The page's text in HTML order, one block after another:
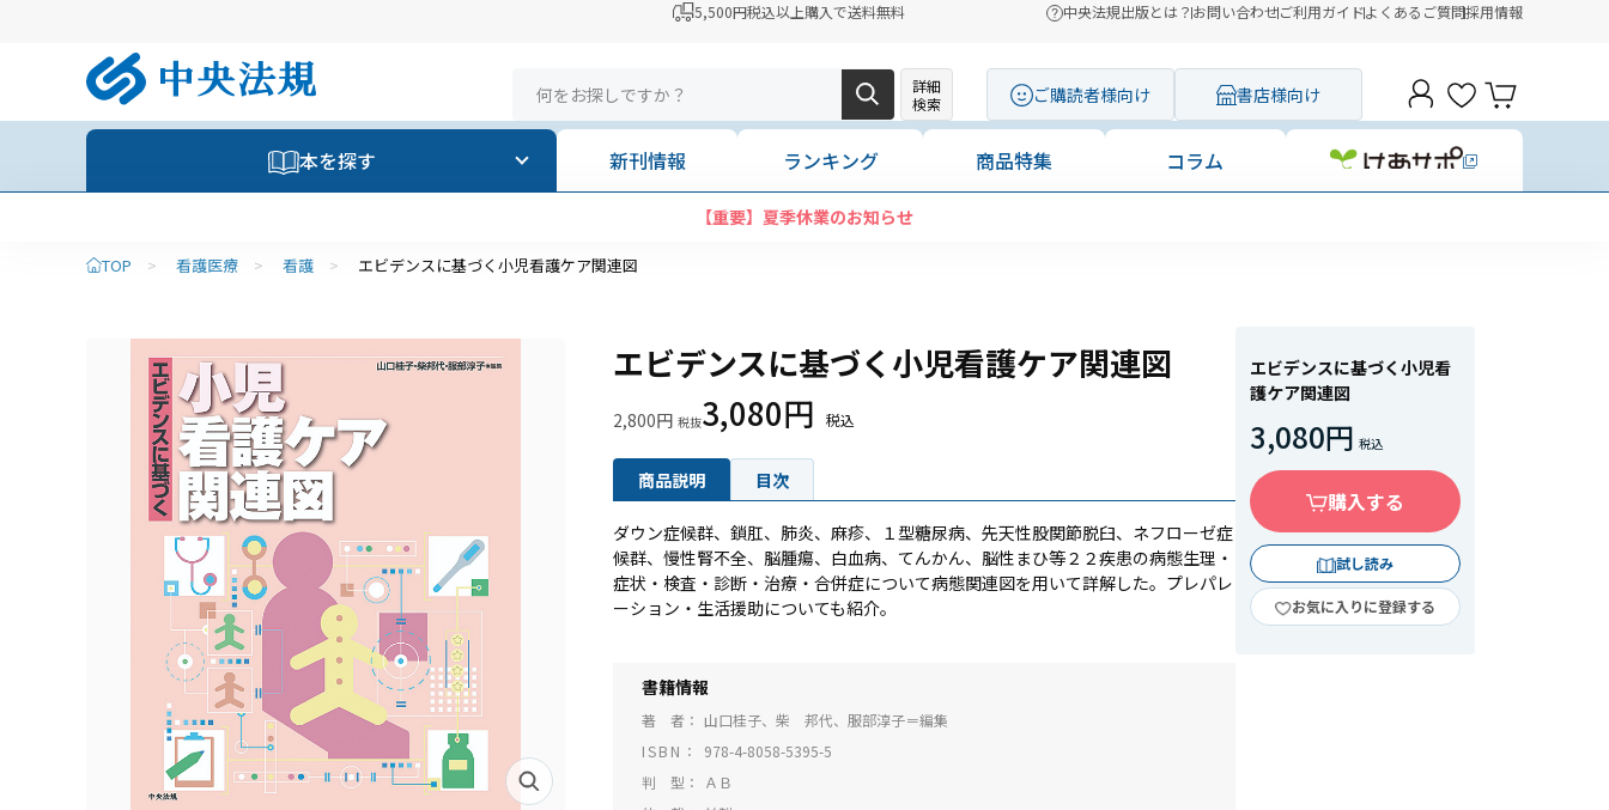
5,500円税込以上購入で送料無料 中央法規出版とは？お問い合わせご利用ガイドよくあるご質問採用情報
詳細
検索
ご購読者様向け 書店様向け
本を探す 新刊情報 ランキング 商品特集 コラム
TOP > 看護医療 > 看護 > エビデンスに基づく小児看護ケア関連図
エビデンスに基づく小児看護ケア関連図
2,800円 3,080円
商品説明 目次
ダウン症候群、鎖肛、肺炎、麻疹、１型糖尿病、先天性股関節脱臼、ネフローゼ症
候群、慢性腎不全、脳腫瘍、白血病、てんかん、脳性まひ等２２疾患の病態生理・
症状・検査・診断・治療・合併症について病態関連図を用いて詳解した。プレパレ
ーション・生活援助についても紹介。
書籍情報
著 者
山口桂子、柴 邦代、服部淳子＝編集
ISBN
978-4-8058-5395-5
判 型
ＡＢ
エビデンスに基づく小児看
護ケア関連図
3,080円
購入する
試し読み
お気に入りに登録する